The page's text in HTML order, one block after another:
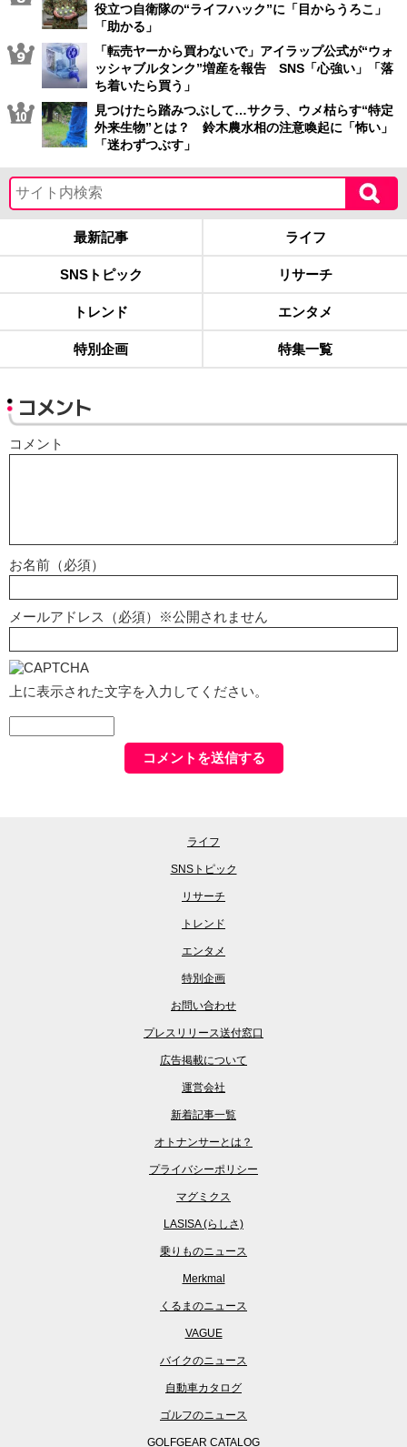
役立つ自衛隊の“ライフハック”に「目からうろこ」
「助かる」
「転売ヤーから買わないで」アイラップ公式が“ウォ
ッシャブルタンク”増産を報告 SNS「心強い」「落
ち着いたら買う」
見つけたら踏みつぶして…サクラ、ウメ枯らす“特定
外来生物”とは？ 鈴木農水相の注意喚起に「怖い」
「迷わずつぶす」
最新記事 ライフ
SNSトピック リサーチ
トレンド エンタメ
特別企画 特集一覧
コメント
コメント
お名前（必須）
メールアドレス（必須）※公開されません
上に表示された文字を入力してください。
ライフ
SNSトピック
リサーチ
トレンド
エンタメ
特別企画
お問い合わせ
プレスリリース送付窓口
広告掲載について
運営会社
新着記事一覧
オトナンサーとは？
プライバシーポリシー
マグミクス
LASISA (らしさ)
乗りものニュース
Merkmal
くるまのニュース
VAGUE
バイクのニュース
自動車カタログ
ゴルフのニュース
GOLFGEAR CATALOG